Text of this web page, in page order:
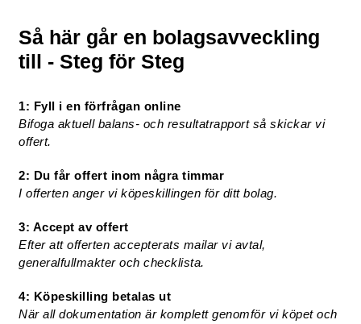
Så här går en bolagsavveckling
till - Steg för Steg
1: Fyll i en förfrågan online
Bifoga aktuell balans- och resultatrapport så skickar vi
offert.
2: Du får offert inom några timmar
I offerten anger vi köpeskillingen för ditt bolag.
3: Accept av offert
Efter att offerten accepterats mailar vi avtal,
generalfullmakter och checklista.
4: Köpeskilling betalas ut
När all dokumentation är komplett genomför vi köpet och